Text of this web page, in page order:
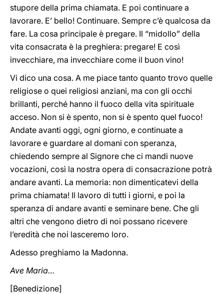
stupore della prima chiamata. E poi continuare a
lavorare. E’ bello! Continuare. Sempre c’è qualcosa da
fare. La cosa principale è pregare. Il “midollo” della
vita consacrata è la preghiera: pregare! E così
invecchiare, ma invecchiare come il buon vino!
Vi dico una cosa. A me piace tanto quanto trovo quelle
religiose o quei religiosi anziani, ma con gli occhi
brillanti, perché hanno il fuoco della vita spirituale
acceso. Non si è spento, non si è spento quel fuoco!
Andate avanti oggi, ogni giorno, e continuate a
lavorare e guardare al domani con speranza,
chiedendo sempre al Signore che ci mandi nuove
vocazioni, così la nostra opera di consacrazione potrà
andare avanti. La memoria: non dimenticatevi della
prima chiamata! Il lavoro di tutti i giorni, e poi la
speranza di andare avanti e seminare bene. Che gli
altri che vengono dietro di noi possano ricevere
l’eredità che noi lasceremo loro.
Adesso preghiamo la Madonna.
Ave Maria…
[Benedizione]